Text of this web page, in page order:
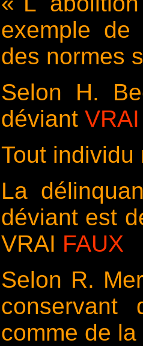
exemple de
des normes
Selon H.
déviant VRAI
Tout
La
déviant est
VRAI FAUX
Selon R.
conservant
comme de